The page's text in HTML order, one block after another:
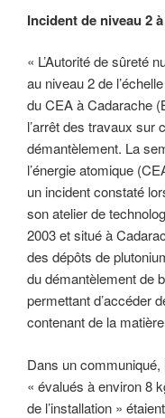
Incident de niveau 2
« L’Autorité de sûreté
au niveau 2 de
du CEA à Cadarache
l’arrêt des travaux sur
démantèlement. La
l’énergie atomique
un incident constaté
son atelier de
2003 et situé à
des dépôts de
du démantèlement de
permettant d’accéder
contenant de la
Dans un communiqué,
« évalués à environ 8
de l’installation »